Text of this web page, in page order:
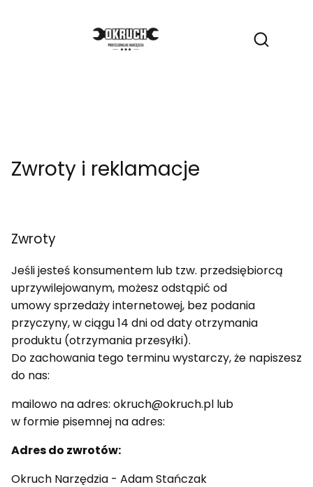
Otwórz
Zwroty i reklamacje
Zwroty
Jeśli jesteś konsumentem lub tzw. przedsiębiorcą
uprzywilejowanym, możesz odstąpić od
umowy sprzedaży internetowej, bez podania
przyczyny, w ciągu 14 dni od daty otrzymania
produktu (otrzymania przesyłki).
Do zachowania tego terminu wystarczy, że napiszesz
do nas:
mailowo na adres: okruch@okruch.pl lub
w formie pisemnej na adres:
Adres do zwrotów:
Okruch Narzędzia - Adam Stańczak